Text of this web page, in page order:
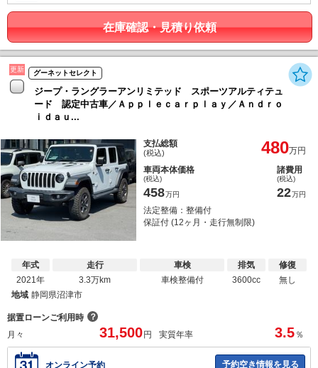
在庫確認・見積り依頼
更新 グーネットセレクト
ジープ・ラングラーアンリミテッド スポーツアルティテュ
ード 認定中古車／Ａｐｐｌｅｃａｒｐｌａｙ／Ａｎｄｒｏ
ｉｄａｕ...
支払総額
(税込) 480万円
車両本体価格
(税込)
458万円
諸費用
(税込)
22万円
法定整備：整備付
保証付 (12ヶ月・走行無制限)
年式
2021年
走行
3.3万km
車検
車検整備付
排気
3600cc
修復
無し
地域 静岡県沼津市
据置ローンご利用時 ？
月々
31,500 円 実質年率 3.5 ％
オンライン予約 予約空き情報を見る